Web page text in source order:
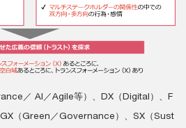
／ AI／Agile等）、DX（Digital）、F
（Green／Governance）、SX（Sust